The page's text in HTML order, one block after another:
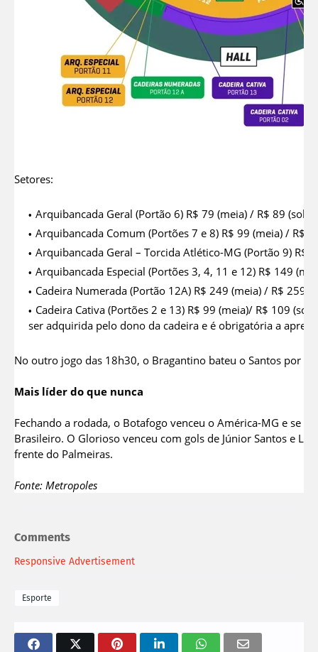
Setores:
Arquibancada Geral (Portão 6) R$ 79 (meia) / R$ 89
Arquibancada Comum (Portões 7 e 8) R$ 99 (meia) / R$
Arquibancada Geral – Torcida Atlético-MG (Portão 9) R$
Arquibancada Especial (Portões 3, 4, 11 e 12) R$ 149
Cadeira Numerada (Portão 12A) R$ 249 (meia) / R$ 259
Cadeira Cativa (Portões 2 e 13) R$ 99 (meia)/ R$ 109
ser adquirida pelo dono da cadeira e é obrigatória a
No outro jogo das 18h30, o Bragantino bateu o Santos por 2
Mais líder do que nunca
Fechando a rodada, o Botafogo venceu o América-MG e se
Brasileiro. O Glorioso venceu com gols de Júnior Santos e
frente do Palmeiras.
Fonte: Metropoles
Comments
Responsive Advertisement
Esporte